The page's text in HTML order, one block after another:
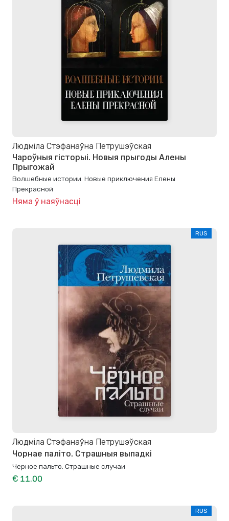
Людміла Стэфанаўна Петрушэўская
Чароўныя гісторыі. Новыя прыгоды Алены
Прыгожай
Волшебные истории. Новые приключения Елены
Прекрасной
Няма ў наяўнасці
RUS
Людміла Стэфанаўна Петрушэўская
Чорнае паліто. Страшныя выпадкі
Черное пальто. Страшные случаи
€ 11.00
RUS